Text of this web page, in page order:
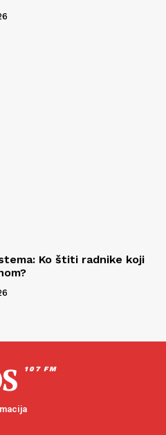
Ko štiti radnike koji
107 FM